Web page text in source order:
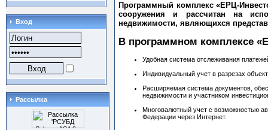
Вход
Рассылка
Программный комплекс «ЕРЦ-
сооружения и рассчитан на
недвижимости, являющихся
В программном комплексе
Удобная система отслеживания
Индивидуальный учет в разрезах
Расширяемая система документов,
недвижимости и участником
Многовалютный учет с возможностью
Федерации через Интернет.